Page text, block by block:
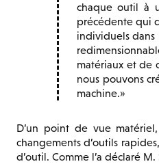
chaque outil à
précédente qui
individuels dans
matériaux et de
nous pouvons
machine.
D’un point de vue
changements d’outils
d’outil. Comme l’a déclaré M.